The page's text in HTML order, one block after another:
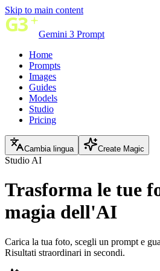
Skip to main content
Gemini 3 Prompt
Home
Prompts
Images
Guides
Models
Studio
Pricing
Cambia lingua Create Magic
Studio AI
Trasforma le tue
magia dell'AI
Carica la tua foto, scegli un prompt e
Risultati straordinari in secondi.